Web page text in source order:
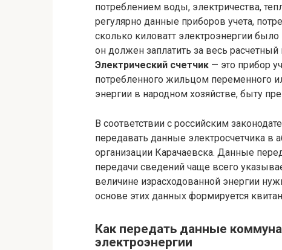
потреблением воды, электричества,
регулярно данные приборов учета,
сколько киловатт электроэнергии
он должен заплатить за весь расчетный
Электрический счетчик — это прибор
потребленного жильцом переменного
энергии в народном хозяйстве, быту
В соответствии с российским
передавать данные электросчетчика
организации Карачаевска. Данные
передачи сведений чаще всего
величине израсходованной энергии
основе этих данных формируется
Как передать данные
электроэнергии